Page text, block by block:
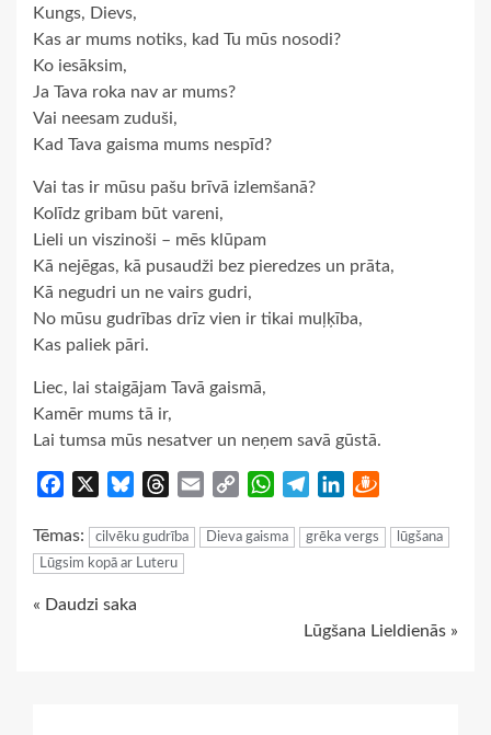
Kungs, Dievs,
Kas ar mums notiks, kad Tu mūs nosodi?
Ko iesāksim,
Ja Tava roka nav ar mums?
Vai neesam zuduši,
Kad Tava gaisma mums nespīd?
Vai tas ir mūsu pašu brīvā izlemšanā?
Kolīdz gribam būt vareni,
Lieli un viszinoši – mēs klūpam
Kā nejēgas, kā pusaudži bez pieredzes un prāta,
Kā negudri un ne vairs gudri,
No mūsu gudrības drīz vien ir tikai muļķība,
Kas paliek pāri.
Liec, lai staigājam Tavā gaismā,
Kamēr mums tā ir,
Lai tumsa mūs nesatver un neņem savā gūstā.
Facebook BlueskyThreads
Email
Copy
WhatsApp
TelegramLinkedIn
Tēmas: cilvēku gudrība Dieva gaisma grēka vergs
lūgšana
Lūgsim kopā ar Luteru
Continue
« Daudzi saka
Lūgšana Lieldienās »